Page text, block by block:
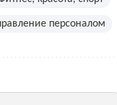
персоналом